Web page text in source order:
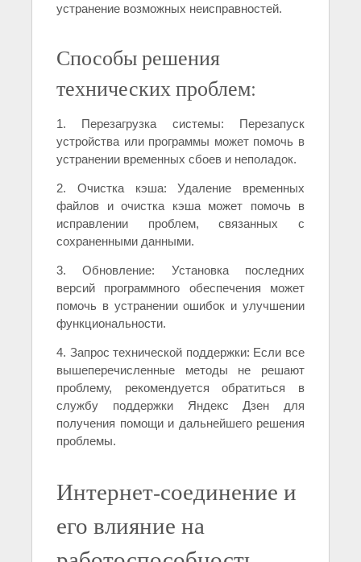
устранение возможных неисправностей.
Способы решения
технических проблем:
1. Перезагрузка системы: Перезапуск
устройства или программы может помочь в
устранении временных сбоев и неполадок.
2. Очистка кэша: Удаление временных
файлов и очистка кэша может помочь в
исправлении проблем, связанных с
сохраненными данными.
3. Обновление: Установка последних
версий программного обеспечения может
помочь в устранении ошибок и улучшении
функциональности.
4. Запрос технической поддержки: Если все
вышеперечисленные методы не решают
проблему, рекомендуется обратиться в
службу поддержки Яндекс Дзен для
получения помощи и дальнейшего решения
проблемы.
Интернет-соединение и
его влияние на